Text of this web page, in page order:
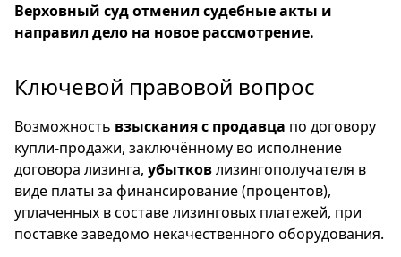
Верховный суд отменил судебные акты и
направил дело на новое рассмотрение.
Ключевой правовой вопрос
Возможность взыскания с продавца по договору
купли-продажи, заключённому во исполнение
договора лизинга, убытковлизингополучателя в
виде платы за финансирование (процентов),
уплаченных в составе лизинговых платежей, при
поставке заведомо некачественного оборудования.